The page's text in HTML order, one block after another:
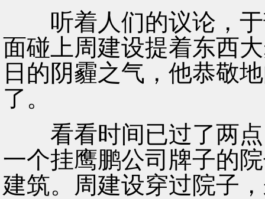
听着人们的议论，于
面碰上周建设提着东西
日的阴霾之气，他恭敬
了。
看看时间已过了两点
一个挂鹰鹏公司牌子的
建筑。周建设穿过院子